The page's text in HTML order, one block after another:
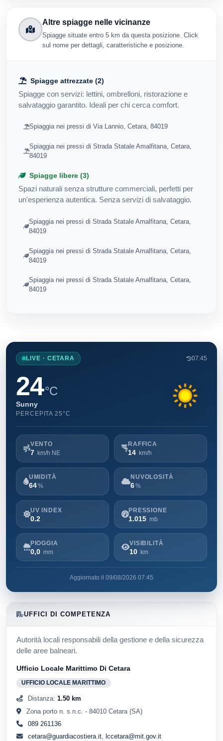
Altre spiagge nelle vicinanze
Spiagge situate entro 5 km da questa posizione. Click
sul nome per dettagli, caratteristiche e posizione.
Spiagge attrezzate (2)
Spiagge con servizi: lettini, ombrelloni, ristorazione e
salvataggio garantito. Ideali per chi cerca comfort.
Spiaggia nei pressi di Via Lannio, Cetara, 84019
Spiaggia nei pressi di Strada Statale Amalfitana, Cetara,
84019
Spiagge libere (3)
Spazi naturali senza strutture commerciali, perfetti per
un'esperienza autentica. Senza servizi di salvataggio.
Spiaggia nei pressi di Strada Statale Amalfitana, Cetara,
84019
Spiaggia nei pressi di Strada Statale Amalfitana, Cetara,
84019
Spiaggia nei pressi di Strada Statale Amalfitana, Cetara,
84019
LIVE · CETARA 07:45
24°C
Sunny
PERCEPITA 25°C
VENTO
7 km/h NE
RAFFICA
14 km/h
UMIDITÀ
64 %
NUVOLOSITÀ
6%
UV INDEX
0.2
PRESSIONE
1.015 mb
PIOGGIA
0,0 mm
VISIBILITÀ
10 km
Aggiornato il 09/08/2026 07:45
UFFICI DI COMPETENZA
Autorità locali responsabili della gestione e della sicurezza
delle aree balneari.
Ufficio Locale Marittimo Di Cetara
UFFICIO LOCALE MARITTIMO
Distanza: 1.50 km
Zona porto n. s.n.c. - 84010 Cetara (SA)
089 261136
cetara@guardiacostiera.it, lccetara@mit.gov.it